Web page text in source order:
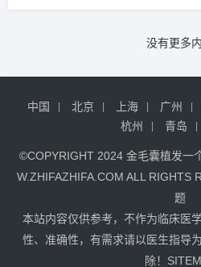
没有更多
中国 北京 上海 广州
杭州
青岛
©COPYRIGHT 2024 金毛囊植发一
W.ZHIFAZHIFA.COM ALL RIGHTS
题
本站内容仅供参考，不作为临床医
性、准确性，有需求请以医生指导
除！